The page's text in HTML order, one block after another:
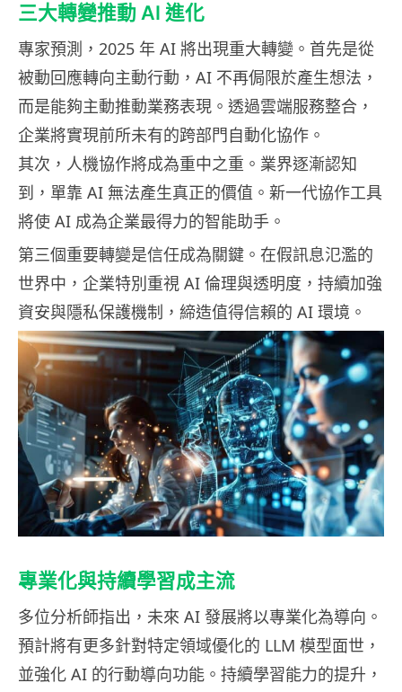
三大轉變推動 AI 進化
專家預測，2025 年 AI 將出現重大轉變。首先是從
被動回應轉向主動行動，AI 不再侷限於產生想法，
而是能夠主動推動業務表現。透過雲端服務整合，
企業將實現前所未有的跨部門自動化協作。
其次，人機協作將成為重中之重。業界逐漸認知
到，單靠 AI 無法產生真正的價值。新一代協作工具
將使 AI 成為企業最得力的智能助手。
第三個重要轉變是信任成為關鍵。在假訊息氾濫的
世界中，企業特別重視 AI 倫理與透明度，持續加強
資安與隱私保護機制，締造值得信賴的 AI 環境。
專業化與持續學習成主流
多位分析師指出，未來 AI 發展將以專業化為導向。
預計將有更多針對特定領域優化的 LLM 模型面世，
並強化 AI 的行動導向功能。持續學習能力的提升，